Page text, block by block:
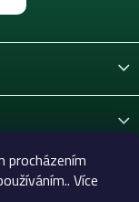
procházením
Více